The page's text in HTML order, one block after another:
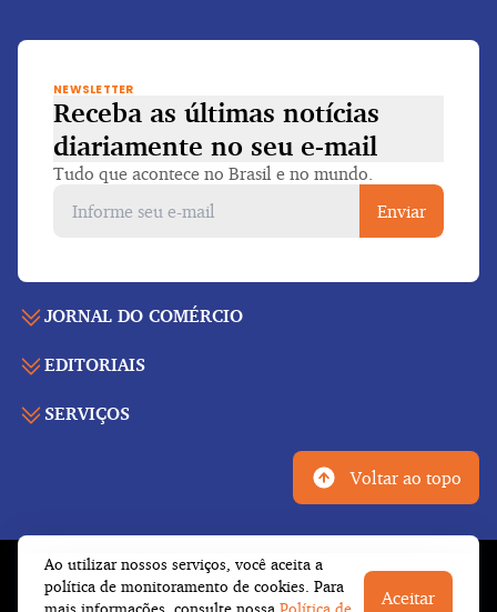
Ao utilizar nossos serviços, você aceita a
política de monitoramento de cookies. Para
mais informações, consulte nossa Política de Aceitar
Voltar ao topo
JORNAL DO COMÉRCIO
Capa
Publicidade legal
Fale conosco
EDITORIAIS
Economia
Esportes
Cultura
SERVIÇOS
Galeria de vídeos
Tempo
Newsletter
NEWSLETTER
Receba as últimas notícias
diariamente no seu e-mail
Tudo que acontece no Brasil e no mundo.
Enviar
© Copyright 2026 Empresa Jornalística J.C. Jarros
Ltda.Todos os direitos reservados